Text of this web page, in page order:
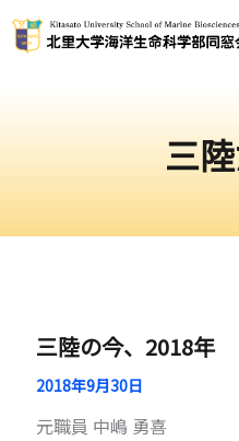
内
容
三
三陸の今、2018年
2018年9月30日
元職員 中嶋 勇喜